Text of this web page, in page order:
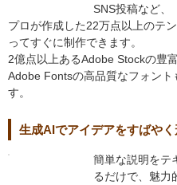
SNS投稿など、
プロが作成した22万点以上のテ
ってすぐに制作できます。
2億点以上あるAdobe Stockの豊
Adobe Fontsの高品質なフォント
す。
生成AIでアイデアをすばやく
簡単な説明をテ
るだけで、魅力